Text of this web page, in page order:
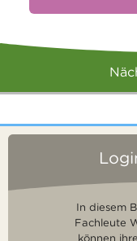
In diesem
Fachleute
können